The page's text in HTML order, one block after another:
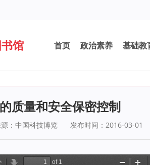
馆 首页 政治素养 基础教
质量和安全保密控制
：中国科技博览 发布时间：2016-03-01